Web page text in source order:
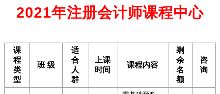
2021年注册会计师课程中心
课
程
类
型
班 级
适
合
人
群
上课
时间
课程内容
剩
余
名
额
咨
询